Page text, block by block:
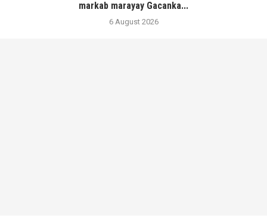
markab marayay Gacanka...
6 August 2026